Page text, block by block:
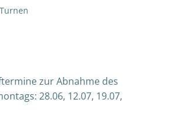
Turnen
zur Abnahme des
28.06, 12.07, 19.07,